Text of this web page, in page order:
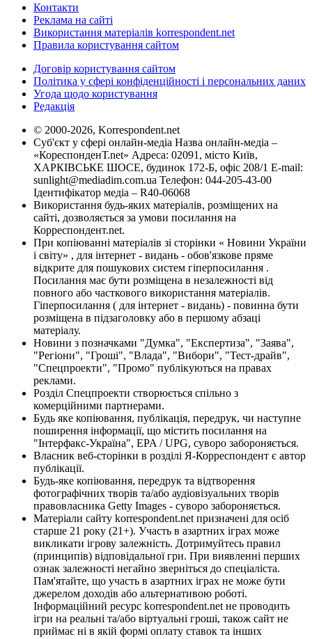
Контакти
Реклама на сайті
Використання матеріалів korrespondent.net
Правила користування сайтом
Договір користування сайтом
Політика у сфері конфіденційності і персональних даних
Угода щодо користування
Редакція
© 2000-2026, Korrespondent.net
Суб'єкт у сфері онлайн-медіа Назва онлайн-медіа –
«КореспонденТ.net» Адреса: 02091, місто Київ,
ХАРКІВСЬКЕ ШОСЕ, будинок 172-Б, офіс 208/1 E-mail:
sunlight@mediadim.com.ua Телефон: 044-205-43-00
Ідентифікатор медіа – R40-06068
Використання будь-яких матеріалів, розміщених на
сайті, дозволяється за умови посилання на
Корреспондент.net.
При копіюванні матеріалів зі сторінки « Новини України
і світу» , для інтернет - видань - обов'язкове пряме
відкрите для пошукових систем гіперпосилання .
Посилання має бути розміщена в незалежності від
повного або часткового використання матеріалів.
Гіперпосилання ( для інтернет - видань) - повинна бути
розміщена в підзаголовку або в першому абзаці
матеріалу.
Новини з позначками "Думка", "Експертиза", "Заява",
"Регіони", "Гроші", "Влада", "Вибори", "Тест-драйв",
"Спецпроекти", "Промо" публікуються на правах
реклами.
Розділ Спецпроекти створюється спільно з
комерційними партнерами.
Будь яке копіювання, публікація, передрук, чи наступне
поширення інформації, що містить посилання на
"Інтерфакс-Україна", EPA / UPG, суворо забороняється.
Власник веб-сторінки в розділі Я-Корреспондент є автор
публікації.
Будь-яке копіювання, передрук та відтворення
фотографічних творів та/або аудіовізуальних творів
правовласника Getty Images - суворо забороняється.
Матеріали сайту korrespondent.net призначені для осіб
старше 21 року (21+). Участь в азартних іграх може
викликати ігрову залежність. Дотримуйтесь правил
(принципів) відповідальної гри. При виявленні перших
ознак залежності негайно зверніться до спеціаліста.
Пам'ятайте, що участь в азартних іграх не може бути
джерелом доходів або альтернативою роботі.
Інформаційний ресурс korrespondent.net не проводить
ігри на реальні та/або віртуальні гроші, також сайт не
приймає ні в якій формі оплату ставок та інших